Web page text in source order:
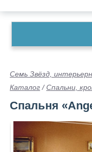
Семь Звёзд,
Каталог /Спальни,
Спальня